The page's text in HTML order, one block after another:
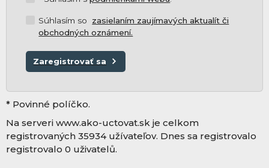
Súhlasím so zasielaním zaujímavých aktualít či
obchodných oznámení.
Zaregistrovať sa
* Povinné políčko.
Na serveri www.ako-uctovat.sk je celkom
registrovaných 35934 užívateľov. Dnes sa registrovalo
registrovalo 0 uživatelů.